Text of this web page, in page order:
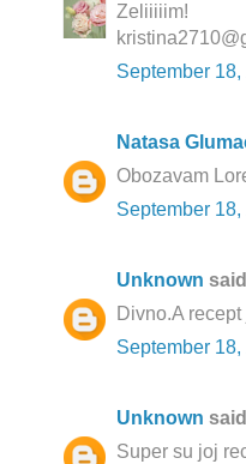
Zeliiiiim!
September 18,
Natasa
Obozavam
September 18,
Unknown
Divno.A
September 18,
Unknown
Super su joj